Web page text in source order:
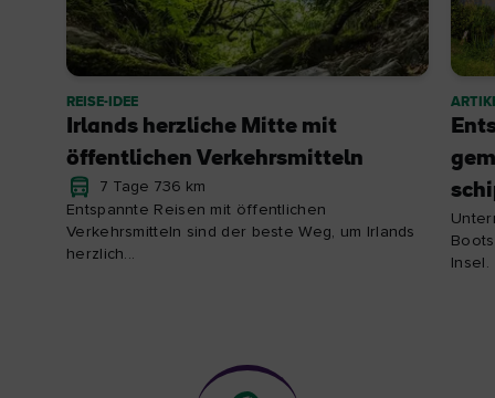
REISE-IDEE
Irlands herzliche Mitte mit
öffentlichen Verkehrsmitteln
7 Tage 736 km
Entspannte Reisen mit öffentlichen
Verkehrsmitteln sind der beste Weg, um Irlands
herzlich...
Insel.